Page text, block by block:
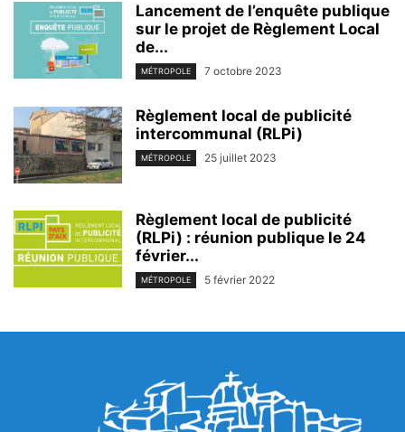
Lancement de l’enquête publique
sur le projet de Règlement Local
de...
MÉTROPOLE 7 octobre 2023
Règlement local de publicité
intercommunal (RLPi)
MÉTROPOLE 25 juillet 2023
Règlement local de publicité
(RLPi) : réunion publique le 24
février...
MÉTROPOLE 5 février 2022